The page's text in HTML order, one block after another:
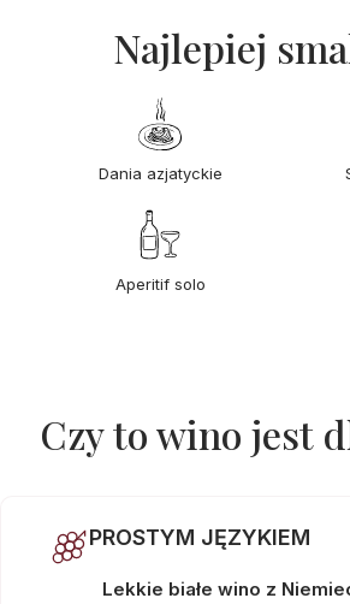
Najlepiej
Dania azjatyckie
Aperitif solo
Czy to wino jest
PROSTYM JĘZYKIEM
Lekkie białe wino z